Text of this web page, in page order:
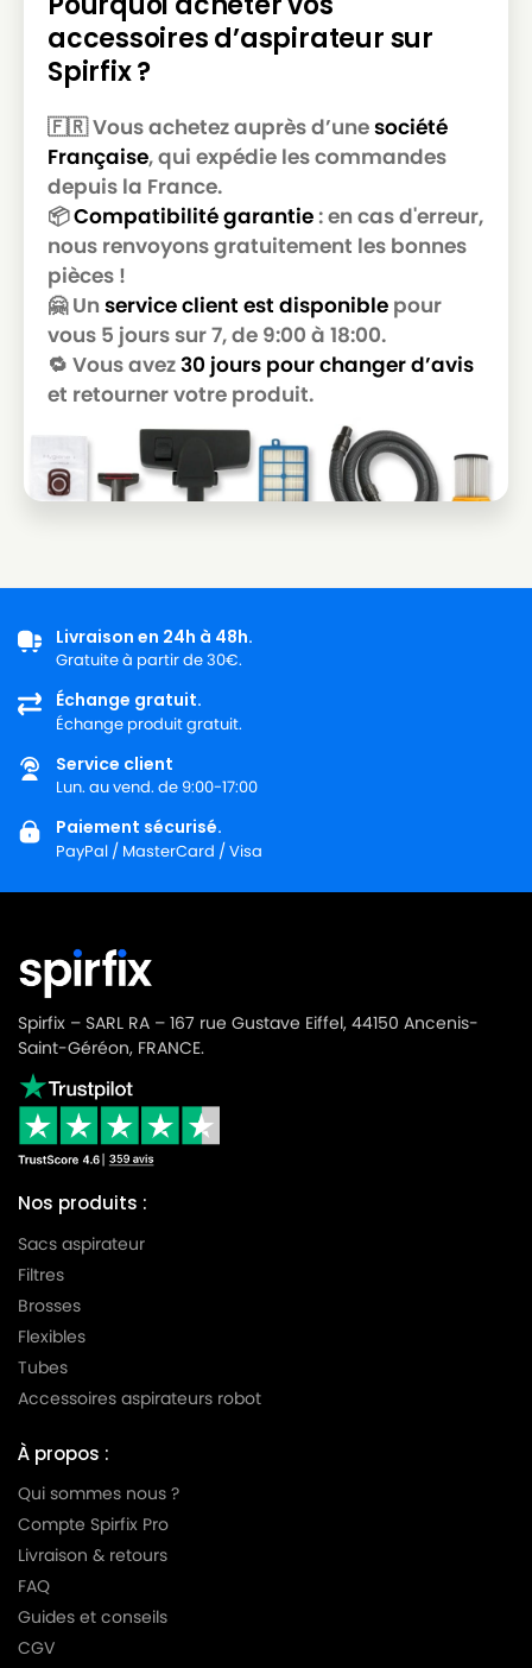
accessoires d’aspirateur sur
Spirfix ?
🇫🇷 Vous achetez auprès d’unesociété
Française, qui expédie les commandes
depuis la France.
📦Compatibilité garantie: en cas d'erreur,
nous renvoyons gratuitement les bonnes
pièces !
🤗 Un service client est disponible pour
vous 5 jours sur 7, de 9:00 à 18:00.
🔁 Vous avez30 jours pour changer d’avis
et retourner votre produit.
Livraison en 24h à 48h.
Gratuite à partir de 30€.
Échange gratuit.
Échange produit gratuit.
Service client
Lun. au vend. de 9:00-17:00
Paiement sécurisé.
PayPal / MasterCard / Visa
Spirfix – SARL RA – 167 rue Gustave Eiffel, 44150 Ancenis-
Saint-Géréon, FRANCE.
Nos produits :
Sacs aspirateur
Filtres
Brosses
Flexibles
Tubes
Accessoires aspirateurs robot
À propos :
Qui sommes nous ?
Compte Spirfix Pro
Livraison & retours
FAQ
Guides et conseils
CGV